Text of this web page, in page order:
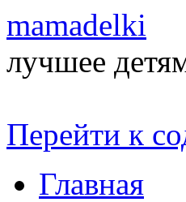
mamadelki
лучшее
Перейти к
Главная